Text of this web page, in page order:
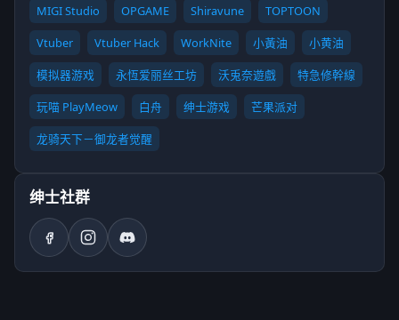
MIGI Studio
OPGAME Shiravune
TOPTOON
Vtuber
Vtuber Hack WorkNite 小黃油
小黄油
模拟器游戏
永恆爱丽丝工坊 沃兎奈遊戲
特急修幹線
玩喵 PlayMeow
白舟 绅士游戏
芒果派对
龙骑天下－御龙者觉醒
绅士社群